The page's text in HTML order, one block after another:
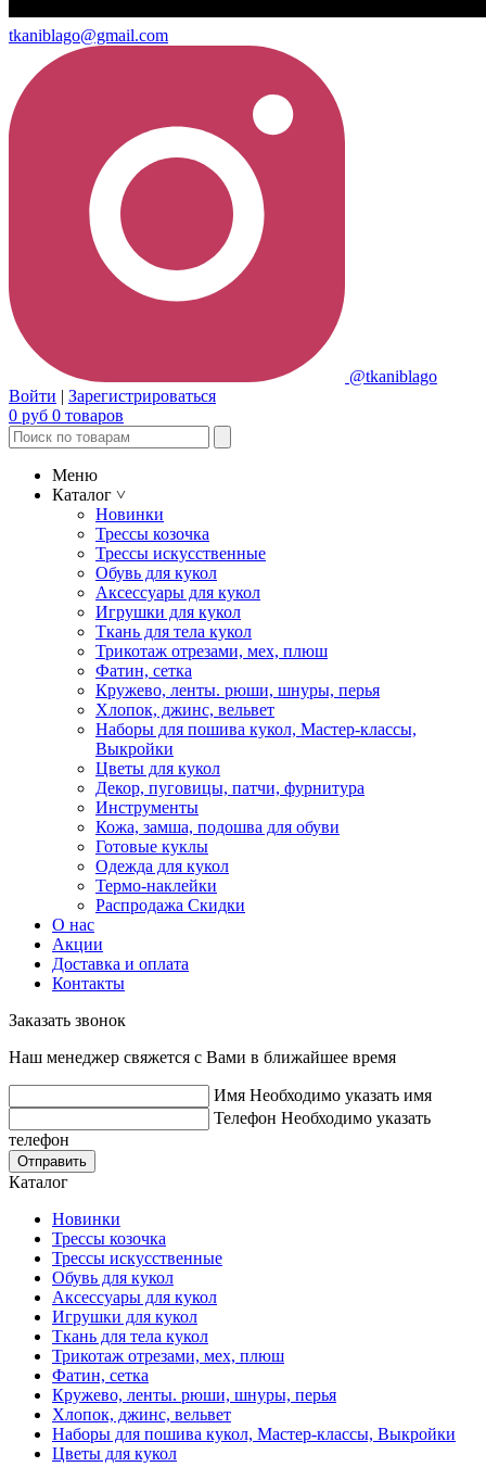
tkaniblago@gmail.com
@tkaniblago
Войти | Зарегистрироваться
0 руб 0 товаров
Меню
Каталог ˅
Новинки
Трессы козочка
Трессы искусственные
Обувь для кукол
Аксессуары для кукол
Игрушки для кукол
Ткань для тела кукол
Трикотаж отрезами, мех, плюш
Фатин, сетка
Кружево, ленты. рюши, шнуры, перья
Хлопок, джинс, вельвет
Наборы для пошива кукол, Мастер-классы,
Выкройки
Цветы для кукол
Декор, пуговицы, патчи, фурнитура
Инструменты
Кожа, замша, подошва для обуви
Готовые куклы
Одежда для кукол
Термо-наклейки
Распродажа Скидки
О нас
Акции
Доставка и оплата
Контакты
Заказать звонок
Наш менеджер свяжется с Вами в ближайшее время
Имя Необходимо указать имя
Телефон Необходимо указать
телефон
Отправить
Каталог
Новинки
Трессы козочка
Трессы искусственные
Обувь для кукол
Аксессуары для кукол
Игрушки для кукол
Ткань для тела кукол
Трикотаж отрезами, мех, плюш
Фатин, сетка
Кружево, ленты. рюши, шнуры, перья
Хлопок, джинс, вельвет
Наборы для пошива кукол, Мастер-классы, Выкройки
Цветы для кукол